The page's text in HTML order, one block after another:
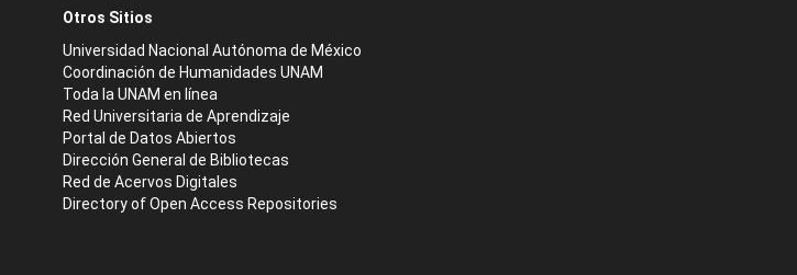
Otros Sitios
Universidad Nacional Autónoma de México
Coordinación de Humanidades UNAM
Toda la UNAM en línea
Red Universitaria de Aprendizaje
Portal de Datos Abiertos
Dirección General de Bibliotecas
Red de Acervos Digitales
Directory of Open Access Repositories